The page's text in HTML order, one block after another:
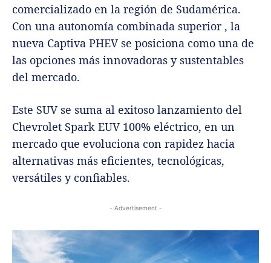
comercializado en la región de Sudamérica.
Con una autonomía combinada superior , la
nueva Captiva PHEV se posiciona como una de
las opciones más innovadoras y sustentables
del mercado.
Este SUV se suma al exitoso lanzamiento del
Chevrolet Spark EUV 100% eléctrico, en un
mercado que evoluciona con rapidez hacia
alternativas más eficientes, tecnológicas,
versátiles y confiables.
- Advertisement -